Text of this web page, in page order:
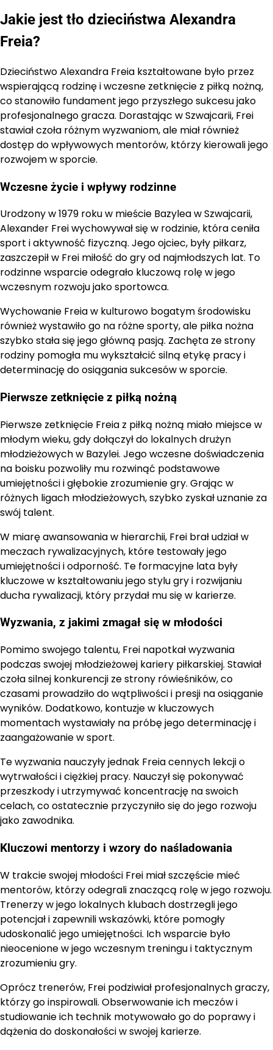
Jakie jest tło dzieciństwa Alexandra
Freia?
Dzieciństwo Alexandra Freia kształtowane było przez
wspierającą rodzinę i wczesne zetknięcie z piłką nożną,
co stanowiło fundament jego przyszłego sukcesu jako
profesjonalnego gracza. Dorastając w Szwajcarii, Frei
stawiał czoła różnym wyzwaniom, ale miał również
dostęp do wpływowych mentorów, którzy kierowali jego
rozwojem w sporcie.
Wczesne życie i wpływy rodzinne
Urodzony w 1979 roku w mieście Bazylea w Szwajcarii,
Alexander Frei wychowywał się w rodzinie, która ceniła
sport i aktywność fizyczną. Jego ojciec, były piłkarz,
zaszczepił w Frei miłość do gry od najmłodszych lat. To
rodzinne wsparcie odegrało kluczową rolę w jego
wczesnym rozwoju jako sportowca.
Wychowanie Freia w kulturowo bogatym środowisku
również wystawiło go na różne sporty, ale piłka nożna
szybko stała się jego główną pasją. Zachęta ze strony
rodziny pomogła mu wykształcić silną etykę pracy i
determinację do osiągania sukcesów w sporcie.
Pierwsze zetknięcie z piłką nożną
Pierwsze zetknięcie Freia z piłką nożną miało miejsce w
młodym wieku, gdy dołączył do lokalnych drużyn
młodzieżowych w Bazylei. Jego wczesne doświadczenia
na boisku pozwoliły mu rozwinąć podstawowe
umiejętności i głębokie zrozumienie gry. Grając w
różnych ligach młodzieżowych, szybko zyskał uznanie za
swój talent.
W miarę awansowania w hierarchii, Frei brał udział w
meczach rywalizacyjnych, które testowały jego
umiejętności i odporność. Te formacyjne lata były
kluczowe w kształtowaniu jego stylu gry i rozwijaniu
ducha rywalizacji, który przydał mu się w karierze.
Wyzwania, z jakimi zmagał się w młodości
Pomimo swojego talentu, Frei napotkał wyzwania
podczas swojej młodzieżowej kariery piłkarskiej. Stawiał
czoła silnej konkurencji ze strony rówieśników, co
czasami prowadziło do wątpliwości i presji na osiąganie
wyników. Dodatkowo, kontuzje w kluczowych
momentach wystawiały na próbę jego determinację i
zaangażowanie w sport.
Te wyzwania nauczyły jednak Freia cennych lekcji o
wytrwałości i ciężkiej pracy. Nauczył się pokonywać
przeszkody i utrzymywać koncentrację na swoich
celach, co ostatecznie przyczyniło się do jego rozwoju
jako zawodnika.
Kluczowi mentorzy i wzory do naśladowania
W trakcie swojej młodości Frei miał szczęście mieć
mentorów, którzy odegrali znaczącą rolę w jego rozwoju.
Trenerzy w jego lokalnych klubach dostrzegli jego
potencjał i zapewnili wskazówki, które pomogły
udoskonalić jego umiejętności. Ich wsparcie było
nieocenione w jego wczesnym treningu i taktycznym
zrozumieniu gry.
Oprócz trenerów, Frei podziwiał profesjonalnych graczy,
którzy go inspirowali. Obserwowanie ich meczów i
studiowanie ich technik motywowało go do poprawy i
dążenia do doskonałości w swojej karierze.